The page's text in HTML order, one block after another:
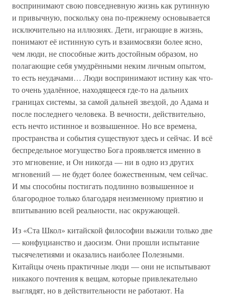
воспринимают свою повседневную жизнь как рутинную
и привычную, поскольку она по-прежнему основывается
исключительно на иллюзиях. Дети, играющие в жизнь,
понимают её истинную суть и взаимосвязи более ясно,
чем люди, не способные жить достойным образом, но
полагающие себя умудрёнными неким личным опытом,
то есть неудачами… Люди воспринимают истину как что-
то очень удалённое, находящееся где-то на дальних
границах системы, за самой дальней звездой, до Адама и
после последнего человека. В вечности, действительно,
есть нечто истинное и возвышенное. Но все времена,
пространства и события существуют здесь и сейчас. И всё
беспредельное могущество Бога проявляется именно в
это мгновение, и Он никогда — ни в одно из других
мгновений — не будет более божественным, чем сейчас.
И мы способны постигать подлинно возвышенное и
благородное только благодаря неизменному приятию и
впитыванию всей реальности, нас окружающей.
Из «Ста Школ» китайской философии выжили только две
— конфуцианство и даосизм. Они прошли испытание
тысячелетиями и оказались наиболее Полезными.
Китайцы очень практичные люди — они не испытывают
никакого почтения к вещам, которые привлекательно
выглядят, но в действительности не работают. На